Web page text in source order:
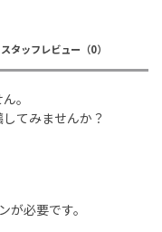
スタッフレビュー （0）
。
てみませんか？
が必要です。